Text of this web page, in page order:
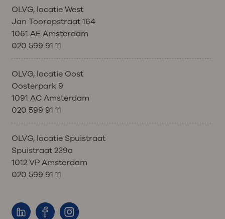
OLVG, locatie West
Jan Tooropstraat 164
1061 AE Amsterdam
020 599 91 11
OLVG, locatie Oost
Oosterpark 9
1091 AC Amsterdam
020 599 91 11
OLVG, locatie Spuistraat
Spuistraat 239a
1012 VP Amsterdam
020 599 91 11